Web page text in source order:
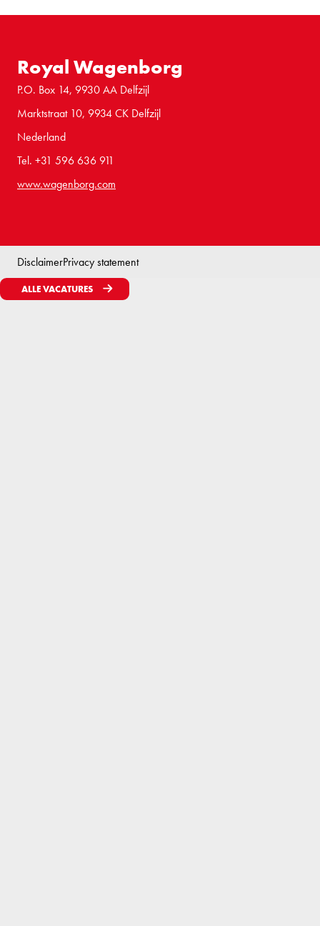
Royal Wagenborg
P.O. Box 14, 9930 AA Delfzijl
Marktstraat 10, 9934 CK Delfzijl
Nederland
Tel. +31 596 636 911
www.wagenborg.com
DisclaimerPrivacy statement
ALLE VACATURES